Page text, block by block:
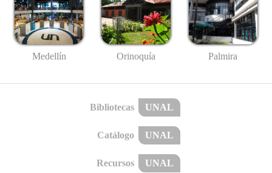
Medellín Orinoquía Palmira
Bibliotecas UNAL
Catálogo UNAL
Recursos UNAL